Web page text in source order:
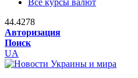
Все курсы валют
44.4278
Авторизация
Поиск
UA